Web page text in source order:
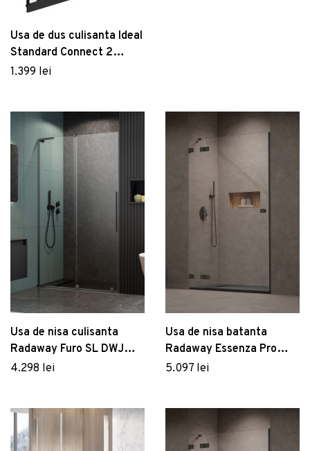
Usa de dus culisanta Ideal
Standard Connect 2
80cm sticla 6mm tratata
1.399 lei
Usa de nisa culisanta
Radaway Furo SL DWJ
90cm deschidere stanga
4.298 lei
Usa de nisa batanta
Radaway Essenza Pro
DWJ 120cm deschidere
5.097 lei